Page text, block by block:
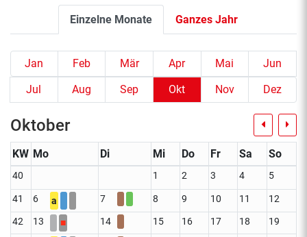
Einzelne Monate Ganzes Jahr
Jan Feb Mär Apr Mai
Jun
Jul
Aug Sep Okt Nov Dez
Oktober
KW Mo Di Mi Do Fr Sa So
40 1 2 3 4 5
41 6 a 7 8 9 10 11 12
42 13 ■ 14 15 16 17 18
19